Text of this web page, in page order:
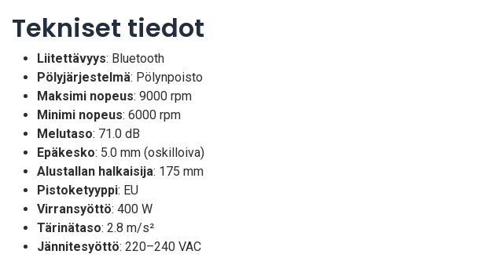
Tekniset tiedot
Liitettävyys: Bluetooth
Pölyjärjestelmä: Pölynpoisto
Maksimi nopeus: 9000 rpm
Minimi nopeus: 6000 rpm
Melutaso: 71.0 dB
Epäkesko: 5.0 mm (oskilloiva)
Alustallan halkaisija: 175 mm
Pistoketyyppi: EU
Virransyöttö: 400 W
Tärinätaso: 2.8 m/s²
Jännitesyöttö: 220–240 VAC